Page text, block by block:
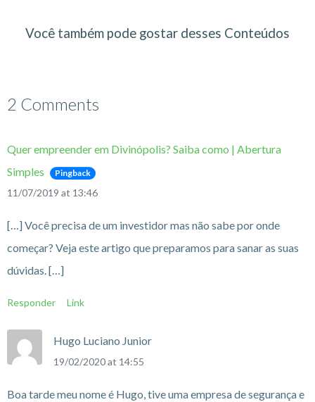
Você também pode gostar desses Conteúdos
2 Comments
Quer empreender em Divinópolis? Saiba como | Abertura
Simples
Pingback
11/07/2019 at 13:46
[…] Você precisa de um investidor mas não sabe por onde
começar? Veja este artigo que preparamos para sanar as suas
dúvidas. […]
Responder Link
Hugo Luciano Junior
19/02/2020 at 14:55
Boa tarde meu nome é Hugo, tive uma empresa de segurança e